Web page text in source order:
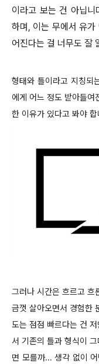
이라고 보는 건 아닙
하며, 이는 무에서 유
어진다는 걸 너무도 잘
형태와 틀이라고 지칭되
에게 어느 정도 받아들
한 이유가 있다고 봐야 합
그러나 시간은 흐르고 흐
금껏 살아오면서 경험한
도는 점점 빠르다는 건
서 기존의 틀과 형식이
면 모를까... 생각 없이